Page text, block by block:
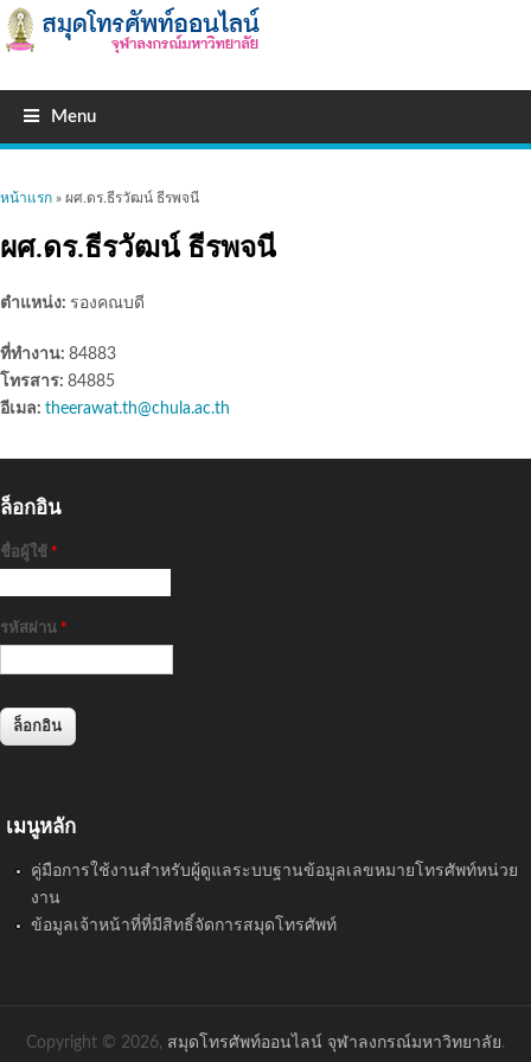
Menu
คุณอยู่ที่นี่
หน้าแรก » ผศ.ดร.ธีรวัฒน์ ธีรพจนี
ผศ.ดร.ธีรวัฒน์ ธีรพจนี
ตำแหน่ง: รองคณบดี
ที่ทำงาน: 84883
โทรสาร: 84885
อีเมล: theerawat.th@chula.ac.th
ล็อกอิน
ชื่อผู้ใช้ *
รหัสผ่าน *
เมนูหลัก
คู่มือการใช้งานสำหรับผู้ดูแลระบบฐานข้อมูลเลขหมายโทรศัพท์หน่วย
งาน
ข้อมูลเจ้าหน้าที่ที่มีสิทธิ์จัดการสมุดโทรศัพท์
Copyright © 2026, สมุดโทรศัพท์ออนไลน์ จุฬาลงกรณ์มหาวิทยาลัย.